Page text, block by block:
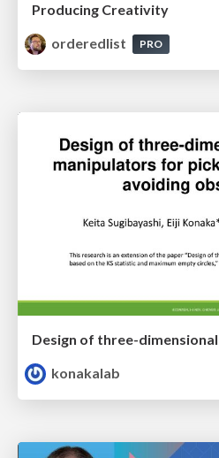
Producing Creativity
orderedlist
PRO
konakalab